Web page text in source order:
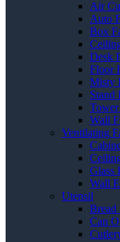
Air
Auto
Box
Desk
Floor
Misty
Stand
Tower
Wall
Ventilating
Glass
Wall
Utensil
Bread
Can